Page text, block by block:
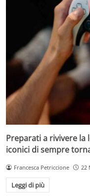
Preparati a rivivere la
iconici di sempre
Francesca Petriccione 22
Leggi di più